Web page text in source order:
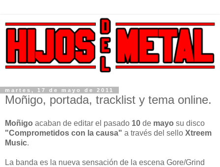
martes, 17 de mayo de 2011
Moñigo, portada, tracklist y tema online.
Moñigo acaban de editar el pasado 10 de mayo su disco
"Comprometidos con la causa" a través del sello Xtreem
Music.
La banda es la nueva sensación de la escena Gore/Grind